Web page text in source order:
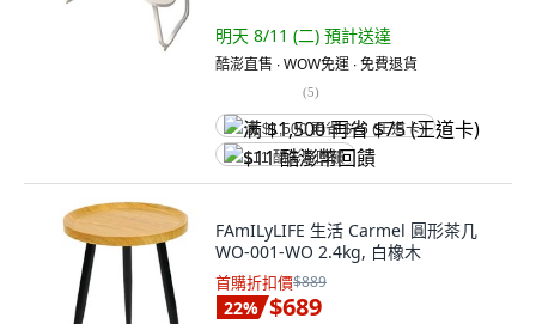
明天 8/11 (二) 預計送達
酷澎直售 ∙ WOW免運 ∙ 免費退貨
(5)
满 $1,500 再省 $75 (王道卡)
$11 酷澎幣回饋
FAmILyLIFE 生活 Carmel 圓形茶几
WO-001-WO 2.4kg, 白橡木
首購折扣價$889
22% $689